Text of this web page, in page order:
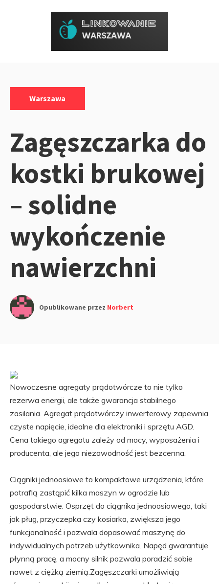
Warszawa
Zagęszczarka do
kostki brukowej
– solidne
wykończenie
nawierzchni
Opublikowane przez Norbert
Nowoczesne agregaty prądotwórcze to nie tylko
rezerwa energii, ale także gwarancja stabilnego
zasilania. Agregat prądotwórczy inwerterowy zapewnia
czyste napięcie, idealne dla elektroniki i sprzętu AGD.
Cena takiego agregatu zależy od mocy, wyposażenia i
producenta, ale jego niezawodność jest bezcenna.
Ciągniki jednoosiowe to kompaktowe urządzenia, które
potrafią zastąpić kilka maszyn w ogrodzie lub
gospodarstwie. Osprzęt do ciągnika jednoosiowego, taki
jak pług, przyczepka czy kosiarka, zwiększa jego
funkcjonalność i pozwala dopasować maszynę do
indywidualnych potrzeb użytkownika. Napęd gwarantuje
płynną pracę, a mocny silnik pozwala poradzić sobie
nawet z ciężką ziemią.Zagęszczarki umożliwiają